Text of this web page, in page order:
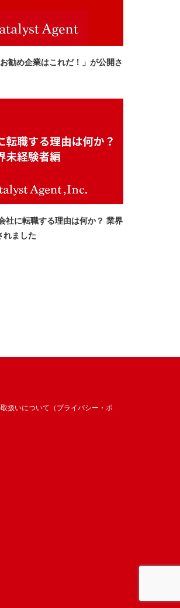
勧め企業はこれだ！」が公開さ
社に転職する理由は何か？ 業界
れました
扱いについて（プライバシー・ポ